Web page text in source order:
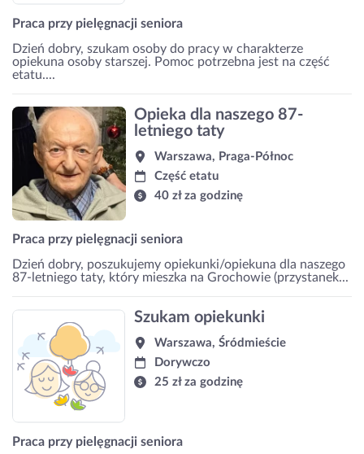
Praca przy pielęgnacji seniora
Dzień dobry, szukam osoby do pracy w charakterze
opiekuna osoby starszej. Pomoc potrzebna jest na część
etatu....
Opieka dla naszego 87-
letniego taty
Warszawa, Praga-Północ
Część etatu
40 zł za godzinę
Praca przy pielęgnacji seniora
Dzień dobry, poszukujemy opiekunki/opiekuna dla naszego
87-letniego taty, który mieszka na Grochowie (przystanek...
Szukam opiekunki
Warszawa, Śródmieście
Dorywczo
25 zł za godzinę
Praca przy pielęgnacji seniora